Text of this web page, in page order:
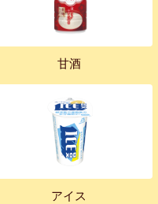
甘酒
アイス